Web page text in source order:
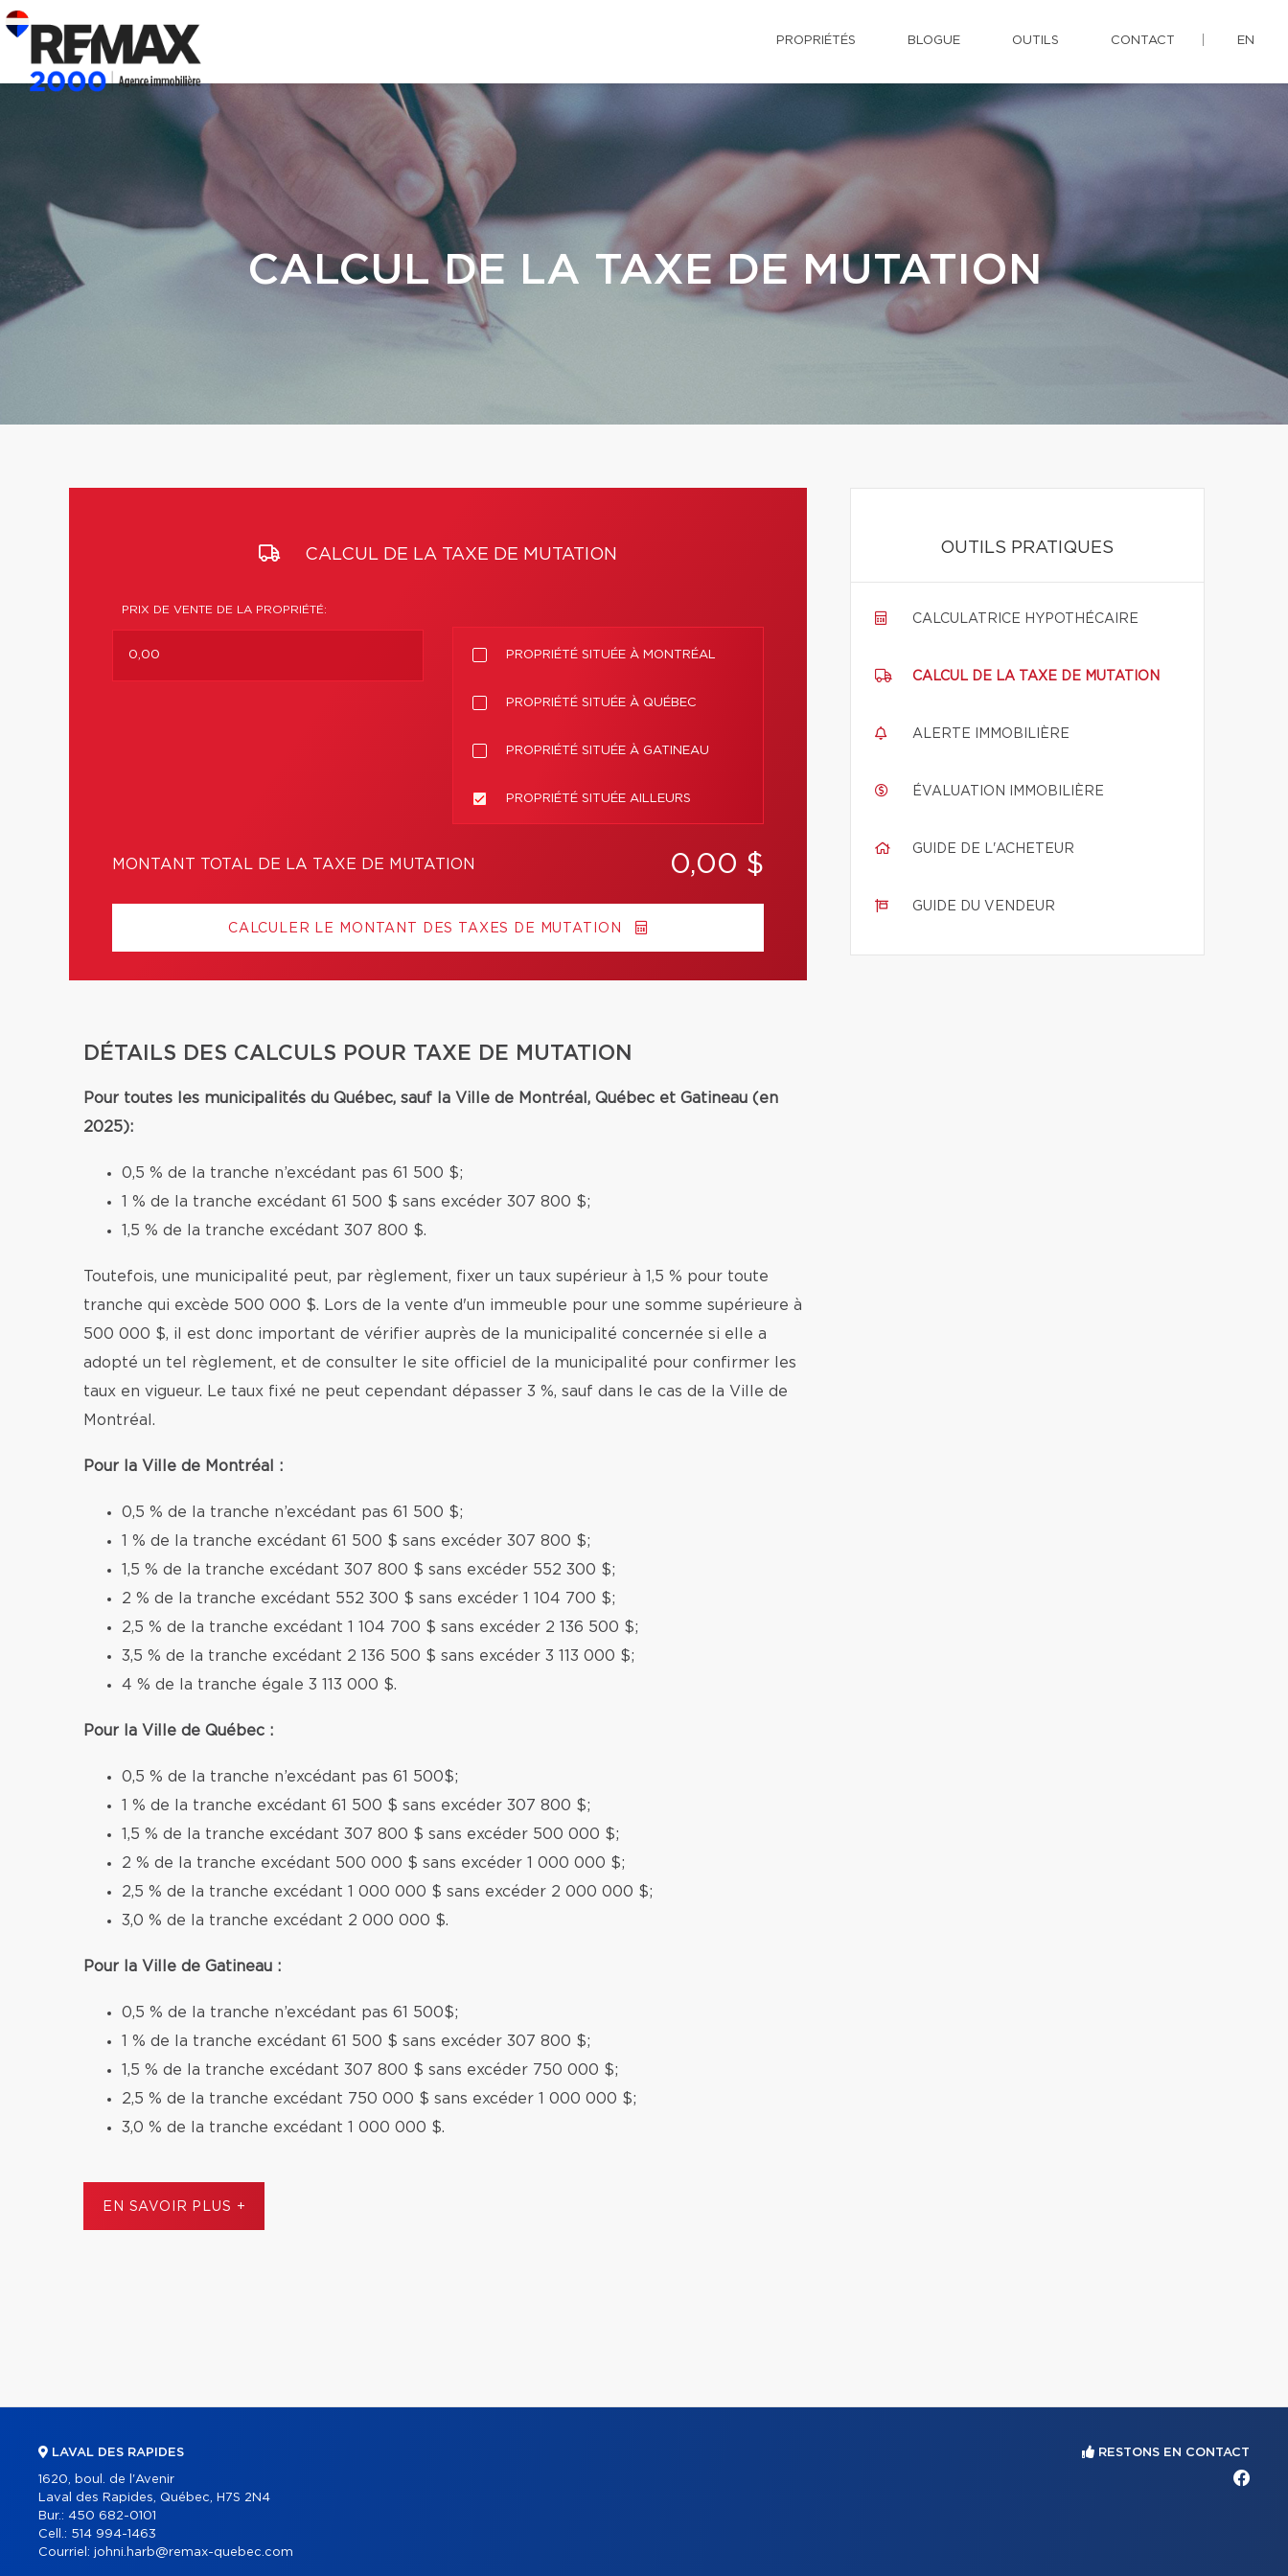
PROPRIÉTÉS BLOGUE OUTILS CONTACT EN
CALCUL DE LA TAXE DE MUTATION
CALCUL DE LA TAXE DE MUTATION
PRIX DE VENTE DE LA PROPRIÉTÉ:
PROPRIÉTÉ SITUÉE À MONTRÉAL
PROPRIÉTÉ SITUÉE À QUÉBEC
PROPRIÉTÉ SITUÉE À GATINEAU
PROPRIÉTÉ SITUÉE AILLEURS
MONTANT TOTAL DE LA TAXE DE MUTATION 0,00 $
CALCULER LE MONTANT DES TAXES DE MUTATION
DÉTAILS DES CALCULS POUR TAXE DE MUTATION
Pour toutes les municipalités du Québec, sauf la Ville de Montréal, Québec et Gatineau (en
2025):
0,5 % de la tranche n’excédant pas 61 500 $;
1 % de la tranche excédant 61 500 $ sans excéder 307 800 $;
1,5 % de la tranche excédant 307 800 $.
Toutefois, une municipalité peut, par règlement, fixer un taux supérieur à 1,5 % pour toute
tranche qui excède 500 000 $. Lors de la vente d'un immeuble pour une somme supérieure à
500 000 $, il est donc important de vérifier auprès de la municipalité concernée si elle a
adopté un tel règlement, et de consulter le site officiel de la municipalité pour confirmer les
taux en vigueur. Le taux fixé ne peut cependant dépasser 3 %, sauf dans le cas de la Ville de
Montréal.
Pour la Ville de Montréal :
0,5 % de la tranche n’excédant pas 61 500 $;
1 % de la tranche excédant 61 500 $ sans excéder 307 800 $;
1,5 % de la tranche excédant 307 800 $ sans excéder 552 300 $;
2 % de la tranche excédant 552 300 $ sans excéder 1 104 700 $;
2,5 % de la tranche excédant 1 104 700 $ sans excéder 2 136 500 $;
3,5 % de la tranche excédant 2 136 500 $ sans excéder 3 113 000 $;
4 % de la tranche égale 3 113 000 $.
Pour la Ville de Québec :
0,5 % de la tranche n’excédant pas 61 500$;
1 % de la tranche excédant 61 500 $ sans excéder 307 800 $;
1,5 % de la tranche excédant 307 800 $ sans excéder 500 000 $;
2 % de la tranche excédant 500 000 $ sans excéder 1 000 000 $;
2,5 % de la tranche excédant 1 000 000 $ sans excéder 2 000 000 $;
3,0 % de la tranche excédant 2 000 000 $.
Pour la Ville de Gatineau :
0,5 % de la tranche n’excédant pas 61 500$;
1 % de la tranche excédant 61 500 $ sans excéder 307 800 $;
1,5 % de la tranche excédant 307 800 $ sans excéder 750 000 $;
2,5 % de la tranche excédant 750 000 $ sans excéder 1 000 000 $;
3,0 % de la tranche excédant 1 000 000 $.
EN SAVOIR PLUS +
OUTILS PRATIQUES
CALCULATRICE HYPOTHÉCAIRE
CALCUL DE LA TAXE DE MUTATION
ALERTE IMMOBILIÈRE
ÉVALUATION IMMOBILIÈRE
GUIDE DE L'ACHETEUR
GUIDE DU VENDEUR
LAVAL DES RAPIDES
1620, boul. de l'Avenir
Laval des Rapides, Québec, H7S 2N4
Bur.: 450 682-0101
Cell.: 514 994-1463
Courriel: johni.harb@remax-quebec.com
RESTONS EN CONTACT